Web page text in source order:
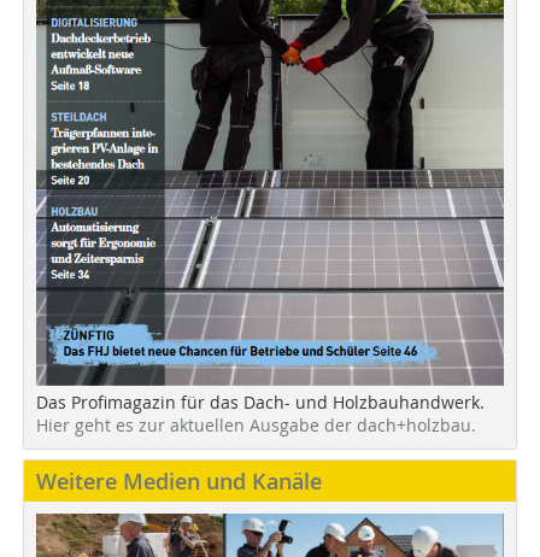
Das Profimagazin für das Dach- und Holzbauhandwerk.
Hier geht es zur aktuellen Ausgabe der dach+holzbau.
Weitere Medien und Kanäle